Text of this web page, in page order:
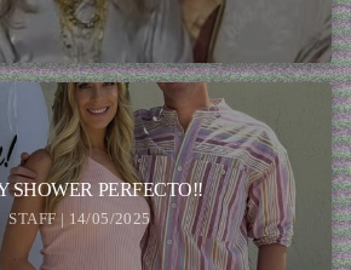
SHOWER PERFECTO!!
STAFF | 14/05/2025